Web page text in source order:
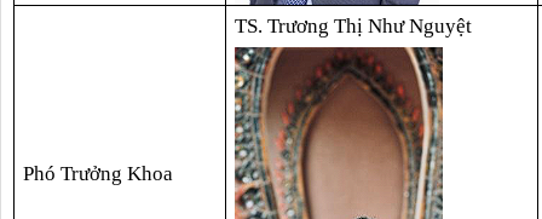
Phó Trưởng Khoa
TS. Trương Thị Như Nguyệt